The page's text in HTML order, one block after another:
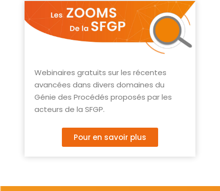
Webinaires gratuits sur les récentes
avancées dans divers domaines du
Génie des Procédés proposés par les
acteurs de la SFGP.
Pour en savoir plus